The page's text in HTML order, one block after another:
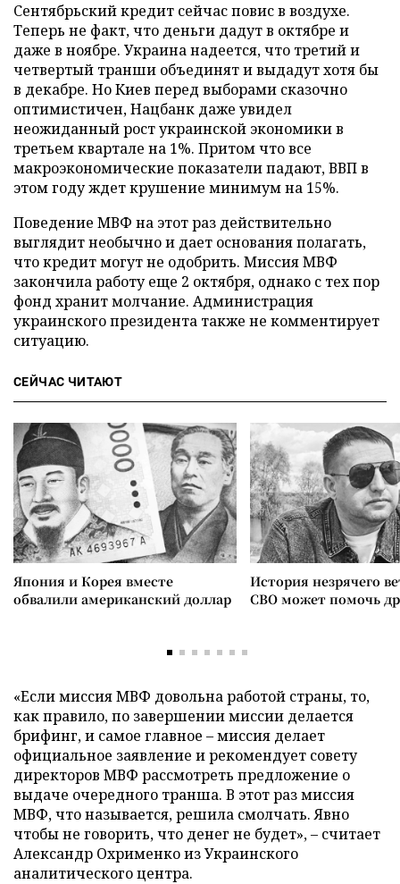
Сентябрьский кредит сейчас повис в воздухе.
Теперь не факт, что деньги дадут в октябре и
даже в ноябре. Украина надеется, что третий и
четвертый транши объединят и выдадут хотя бы
в декабре. Но Киев перед выборами сказочно
оптимистичен, Нацбанк даже увидел
неожиданный рост украинской экономики в
третьем квартале на 1%. Притом что все
макроэкономические показатели падают, ВВП в
этом году ждет крушение минимум на 15%.
Поведение МВФ на этот раз действительно
выглядит необычно и дает основания полагать,
что кредит могут не одобрить. Миссия МВФ
закончила работу еще 2 октября, однако с тех пор
фонд хранит молчание. Администрация
украинского президента также не комментирует
ситуацию.
СЕЙЧАС ЧИТАЮТ
Япония и Корея вместе
обвалили американский доллар
История незрячего
СВО может помочь
«Если миссия МВФ довольна работой страны, то,
как правило, по завершении миссии делается
брифинг, и самое главное – миссия делает
официальное заявление и рекомендует совету
директоров МВФ рассмотреть предложение о
выдаче очередного транша. В этот раз миссия
МВФ, что называется, решила смолчать. Явно
чтобы не говорить, что денег не будет», – считает
Александр Охрименко из Украинского
аналитического центра.